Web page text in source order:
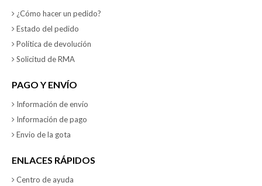
¿Cómo hacer un pedido?
Estado del pedido
Política de devolución
Solicitud de RMA
PAGO Y ENVÍO
Información de envío
Información de pago
Envio de la gota
ENLACES RÁPIDOS
Centro de ayuda